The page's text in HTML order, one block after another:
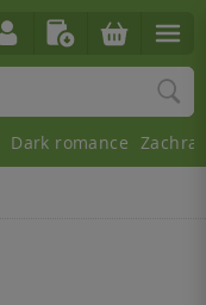
Dark romance